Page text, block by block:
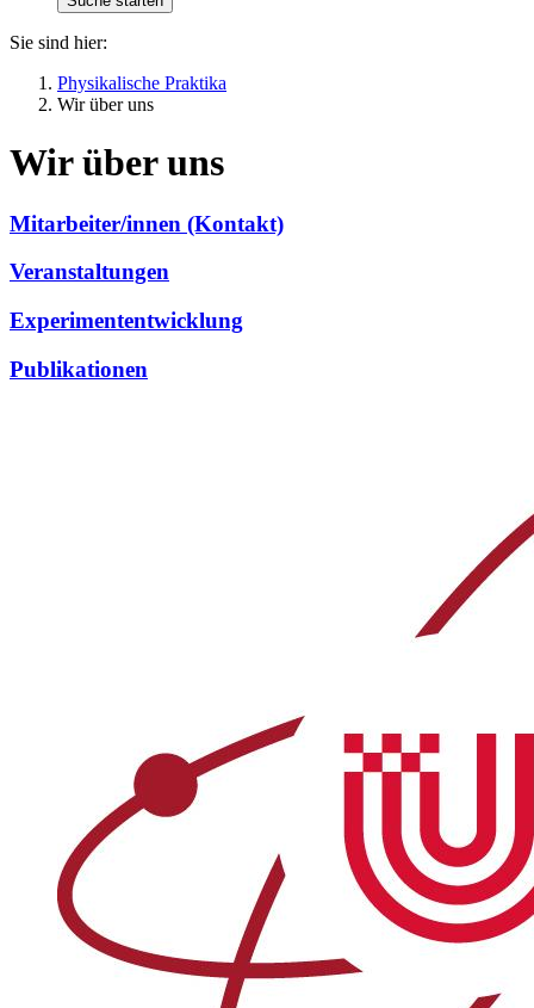
Sie sind hier:
Physikalische Praktika
Wir über uns
Wir über uns
Mitarbeiter/innen (Kontakt)
Veranstaltungen
Experimententwicklung
Publikationen